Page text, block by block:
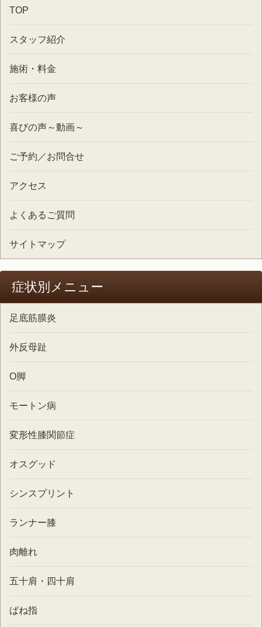
TOP
スタッフ紹介
施術・料金
お客様の声
喜びの声～動画～
ご予約／お問合せ
アクセス
よくあるご質問
サイトマップ
症状別メニュー
足底筋膜炎
外反母趾
O脚
モートン病
変形性膝関節症
オスグッド
シンスプリント
ランナー膝
肉離れ
五十肩・四十肩
ばね指